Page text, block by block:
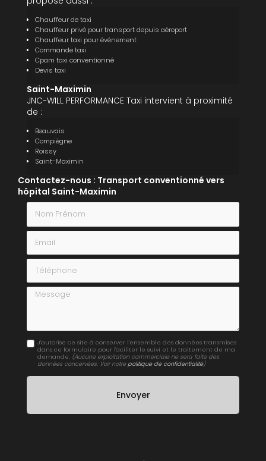
Chauffeur de taxi
Chauffeur privé pour transport depuis aéroport
Chauffeur taxi pour événement
Commande taxi
Cpam taxi conventionné
Devis taxi
Saint-Maximin
JNC-WILL PERFORMANCE Taxi intervient à proximité
de :
Beauvais
Compiègne
Roissy
Saint-Maximin
Contactez-nous : Transport conventionné vers
hôpital Saint-Maximin
Nom Prénom
Email
Téléphone
Message
J'autorise ce site à conserver l'ensemble des données transmises
dans ce formulaire pour faciliter le suivi et le traitement de ma
demande. (Aucune exploitation commerciale ne sera faite des
données concervées. Voir notre politique de confidentialité)